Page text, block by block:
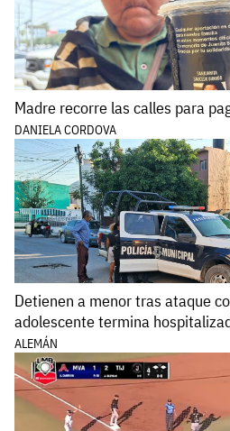
Madre recorre las calles para
DANIELA CORDOVA
Detienen a menor tras ataque
adolescente termina
ALEMÁN